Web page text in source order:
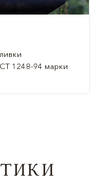
1248-94 марки